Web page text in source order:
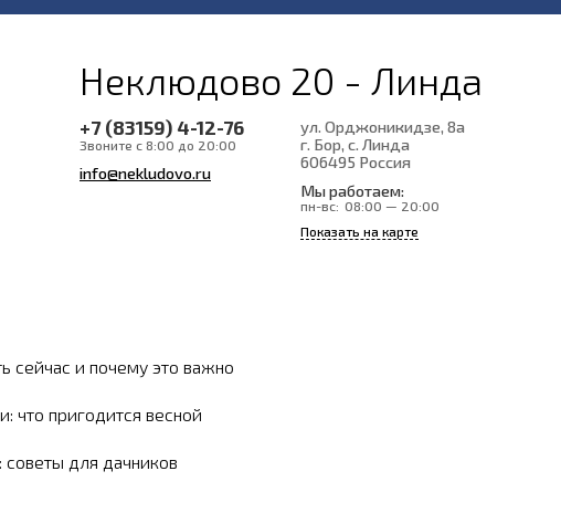
Неклюдово 20 - Линда
+7 (83159) 4-12-76
Звоните с 8:00 до 20:00
info@nekludovo.ru
ул. Орджоникидзе, 8а
г. Бор, с. Линда
606495 Россия
Мы работаем:
пн-вс: 08:00 — 20:00
Показать на карте
сейчас и почему это важно
что пригодится весной
советы для дачников